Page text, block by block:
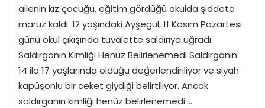
SIYASET
MAGAZIN
ailenin kız çocuğu, eğitim gördüğü okulda şiddete
maruz kaldı. 12 yaşındaki Ayşegül, 11 Kasım Pazartesi
günü okul çıkışında tuvalette saldırıya uğradı.
Saldırganın Kimliği Henüz Belirlenemedi Saldırganın
14 ila 17 yaşlarında olduğu değerlendiriliyor ve siyah
kapüşonlu bir ceket giydiği belirtiliyor. Ancak
saldırganın kimliği henüz belirlenemedi….